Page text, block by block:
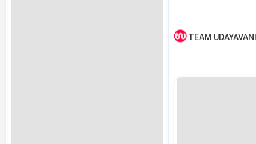
TEAM UDAYAVANI